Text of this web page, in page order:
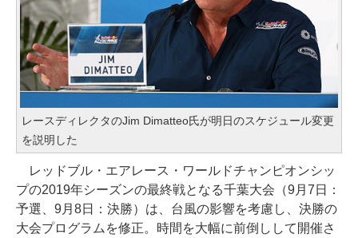
レースディレクタのJim Dimatteo氏が明日のスケジュール変更
を説明した
レッドブル・エアレース・ワールドチャンピオンシッ
プの2019年シーズンの最終戦となる千葉大会（9月7日：
予選、9月8日：決勝）は、台風の影響を考慮し、決勝の
大会プログラムを修正。時間を大幅に前倒しして開催さ